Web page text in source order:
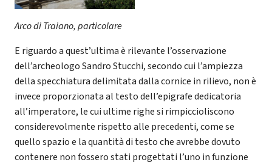
Arco di Traiano, particolare
E riguardo a quest’ultima è rilevante l’osservazione
dell’archeologo Sandro Stucchi, secondo cui l’ampiezza
della specchiatura delimitata dalla cornice in rilievo, non è
invece proporzionata al testo dell’epigrafe dedicatoria
all’imperatore, le cui ultime righe si rimpiccioliscono
considerevolmente rispetto alle precedenti, come se
quello spazio e la quantità di testo che avrebbe dovuto
contenere non fossero stati progettati l’uno in funzione